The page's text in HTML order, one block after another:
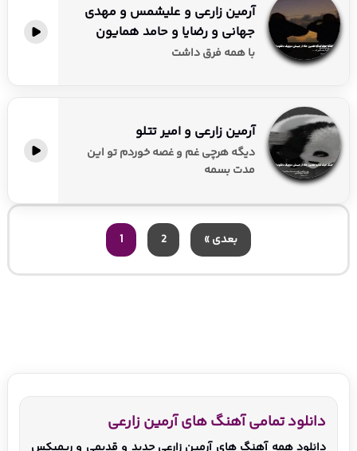
آرمین زارعی و علیشمس و مهدی
جهانی و رضایا و حامد همایون
با همه فرق داشت
آرمین زارعی و امیر تتلو
دیگه هرچی غم و غصه خوردم تو این
مدت بسمه
1 2 بعدی »
دانلود تمامی آهنگ های آرمین زارعی